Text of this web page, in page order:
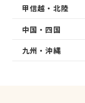
甲信越・北陸
中国・四国
九州・沖縄